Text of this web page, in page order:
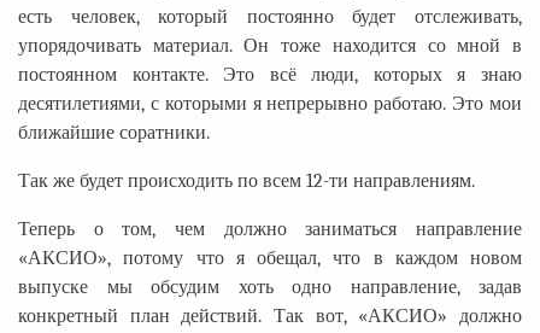
есть человек, который постоянно будет отслеживать,
упорядочивать материал. Он тоже находится со мной в
постоянном контакте. Это всё люди, которых я знаю
десятилетиями, с которыми я непрерывно работаю. Это мои
ближайшие соратники.
Так же будет происходить по всем 12-ти направлениям.
Теперь о том, чем должно заниматься направление
«АКСИО», потому что я обещал, что в каждом новом
выпуске мы обсудим хоть одно направление, задав
конкретный план действий. Так вот, «АКСИО» должно